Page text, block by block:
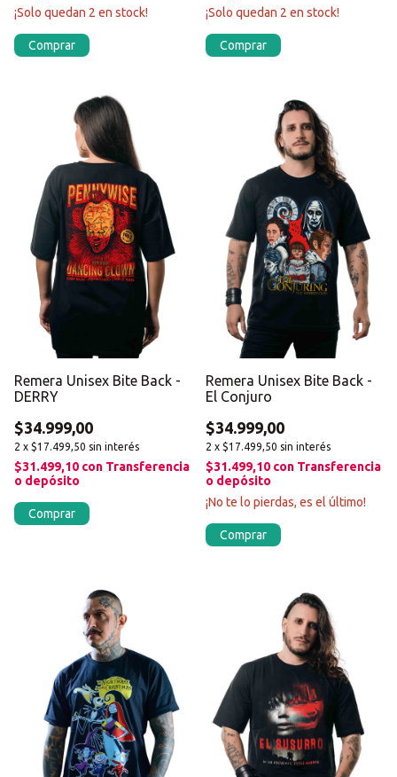
¡Solo quedan 2 en stock!
Comprar
¡Solo quedan 2 en stock!
Comprar
Remera Unisex Bite Back -
DERRY
$34.999,00
2 x $17.499,50 sin interés
$31.499,10 con Transferencia
o depósito
Comprar
Remera Unisex Bite Back -
El Conjuro
$34.999,00
2 x $17.499,50 sin interés
$31.499,10 con Transferencia
o depósito
¡No te lo pierdas, es el último!
Comprar